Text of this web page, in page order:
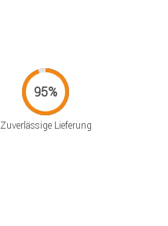
Zuverlässige Lieferung